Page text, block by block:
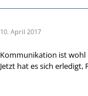
10. April 2017
Kommunikation ist wohl
Jetzt hat es sich erledigt,